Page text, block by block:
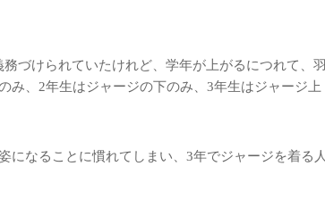
づけられていたけれど、学年が上がるにつれて、羽
み、2年生はジャージの下のみ、3年生はジャージ上
なることに慣れてしまい、3年でジャージを着る人